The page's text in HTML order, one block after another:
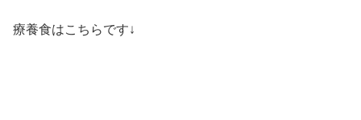
療養食はこちらです↓